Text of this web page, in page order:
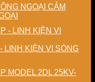
CẢM
LINH KIỆN VI SÓNG